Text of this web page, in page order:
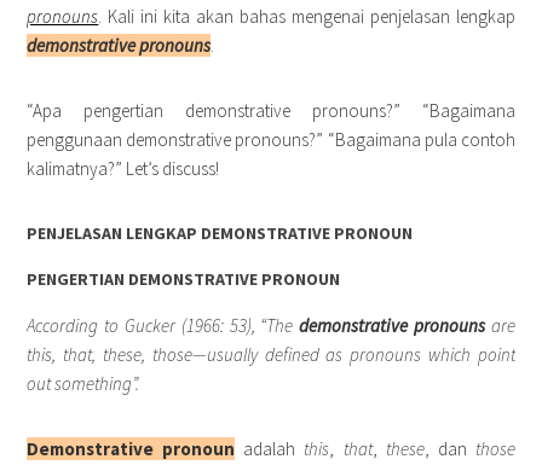
pronouns. Kali ini kita akan bahas mengenai penjelasan lengkap
demonstrative pronouns.
“Apa pengertian demonstrative pronouns?” “Bagaimana
penggunaan demonstrative pronouns?” “Bagaimana pula contoh
kalimatnya?” Let’s discuss!
PENJELASAN LENGKAP DEMONSTRATIVE PRONOUN
PENGERTIAN DEMONSTRATIVE PRONOUN
According to Gucker (1966: 53), “Thedemonstrative pronounsare
this, that, these, those—usually defined as pronouns which point
out something”.
Demonstrative pronoun adalah this, that, these, dan those